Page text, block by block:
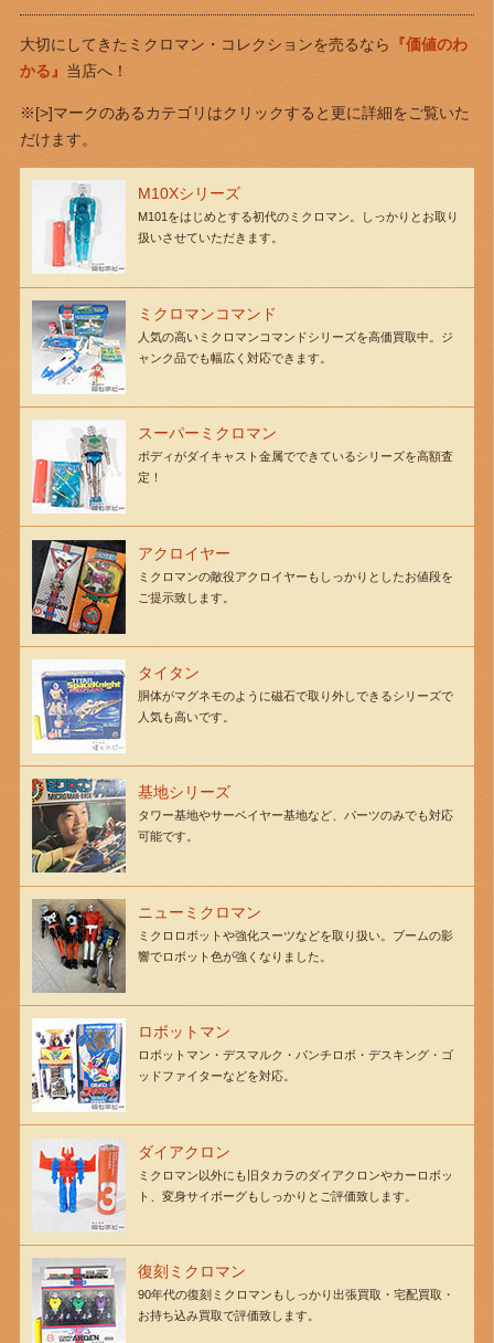
大切にしてきたミクロマン・コレクションを売るなら
『価値のわ
かる』 当店へ！
※[>]マークのあるカテゴリはクリックすると更に詳細をご覧いた
だけます。
M10Xシリーズ
M101をはじめとする初代のミクロマン。しっかりとお取り
扱いさせていただきます。
ミクロマンコマンド
人気の高いミクロマンコマンドシリーズを高価買取中。ジ
ャンク品でも幅広く対応できます。
スーパーミクロマン
ボディがダイキャスト金属でできているシリーズを高額査
定！
アクロイヤー
ミクロマンの敵役アクロイヤーもしっかりとしたお値段を
ご提示致します。
タイタン
胴体がマグネモのように磁石で取り外しできるシリーズで
人気も高いです。
基地シリーズ
タワー基地やサーベイヤー基地など、パーツのみでも対応
可能です。
ニューミクロマン
ミクロロボットや強化スーツなどを取り扱い。ブームの影
響でロボット色が強くなりました。
ロボットマン
ロボットマン・デスマルク・パンチロボ・デスキング・ゴ
ッドファイターなどを対応。
ダイアクロン
ミクロマン以外にも旧タカラのダイアクロンやカーロボッ
ト、変身サイボーグもしっかりとご評価致します。
復刻ミクロマン
90年代の復刻ミクロマンもしっかり出張買取・宅配買取・
お持ち込み買取で評価致します。